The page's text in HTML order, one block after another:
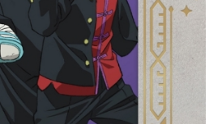
（集英社ジャンプ コミックス刊）
監督・シリーズ構成：飯野慎也キャ
ラクターデザイン：長原圭太プロッ
プデザイン：10＋10 中井杏2Dワー
クス：アズマ 10＋10美術監督：板
倉佐賀子色彩設計：秋元由紀CGディ
レクター：茂木邦夫カラースクリプ